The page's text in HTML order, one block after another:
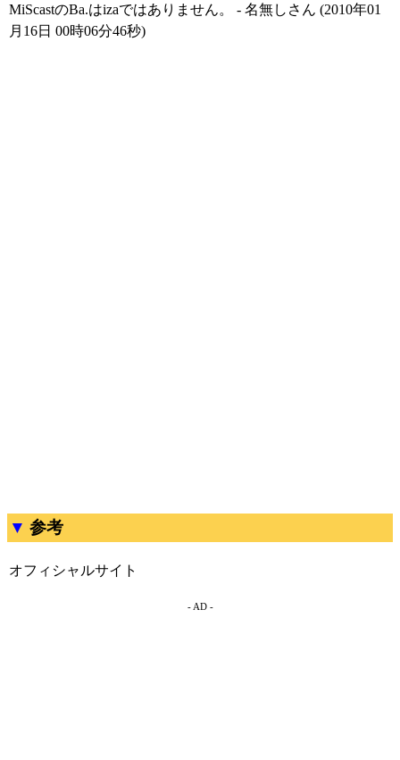
MiScastのBa.はizaではありません。 - 名無しさん (2010年01
月16日 00時06分46秒)
参考
オフィシャルサイト
- AD -